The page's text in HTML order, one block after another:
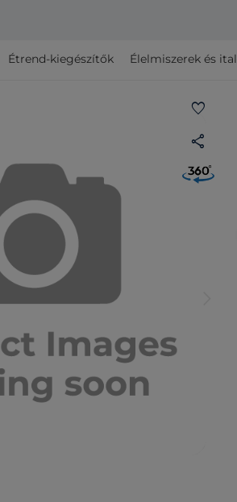
Étrend-kiegészítők Élelmiszerek és
favorite
share